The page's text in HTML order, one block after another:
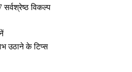
विकल्प
उठाने के टिप्स